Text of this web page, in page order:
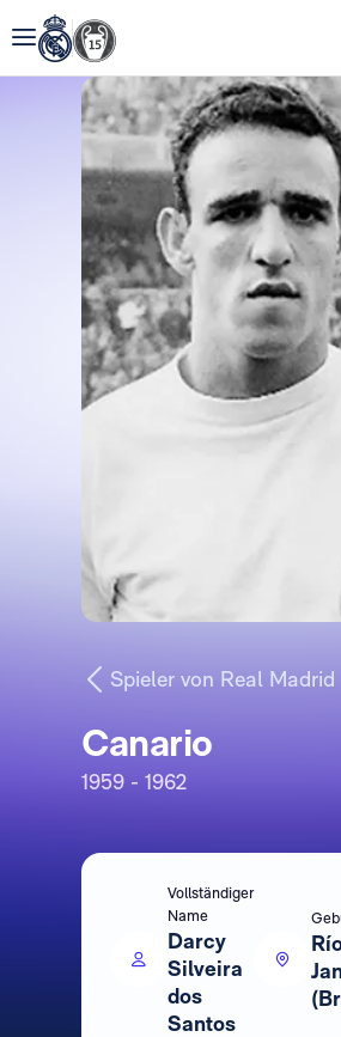
Spieler von Real Madrid
Canario
1959 - 1962
Vollständiger
Name
Darcy
Silveira
dos
Santos